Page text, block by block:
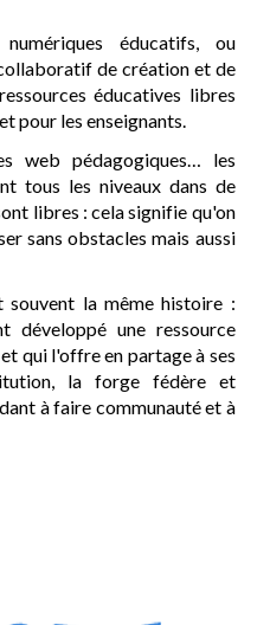
éducatifs, ou
de création et de
éducatives libres
pour les enseignants.
web pédagogiques… les
tous les niveaux dans de
libres : cela signifie qu'on
sans obstacles mais aussi
la même histoire :
développé une ressource
qui l'offre en partage à ses
la forge fédère et
à faire communauté et à